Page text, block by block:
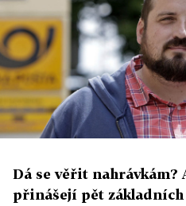
Dá se věřit nahrávkám?
přinášejí pět základních